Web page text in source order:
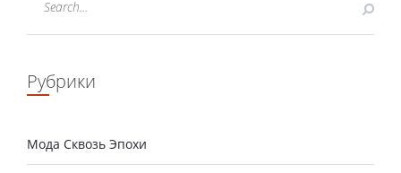
Рубрики
Мода Сквозь Эпохи